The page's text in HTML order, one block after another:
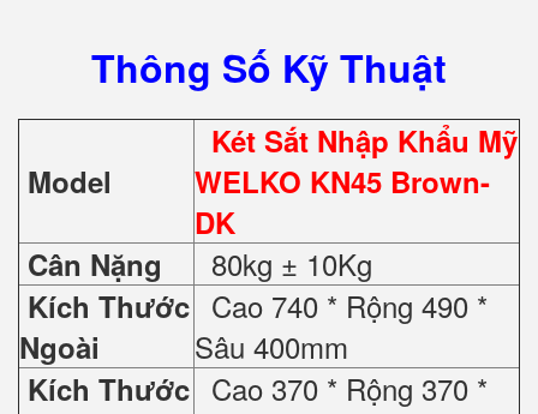
Thông Số Kỹ Thuật
Model
Két Sắt Nhập Khẩu Mỹ
WELKO KN45 Brown-
DK
Cân Nặng
80kg ± 10Kg
Kích Thước
Ngoài
Cao 740 * Rộng 490 *
Sâu 400mm
Kích Thước Cao 370 * Rộng 370 *